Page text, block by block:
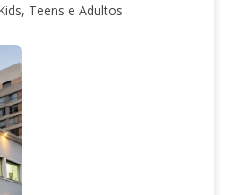
Teens e Adultos